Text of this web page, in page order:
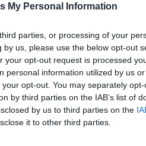
My Personal Information
parties, or processing of your
us, please use the below opt-out
your opt-out request is processed
personal information utilized by us
opt-out. You may separately
by third parties on the IAB’s list of
by us to third parties on the
it to other third parties.
//EPDA
forma gratuita.